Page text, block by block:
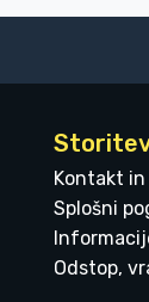
Kontakt in
Splošni
Odstop,